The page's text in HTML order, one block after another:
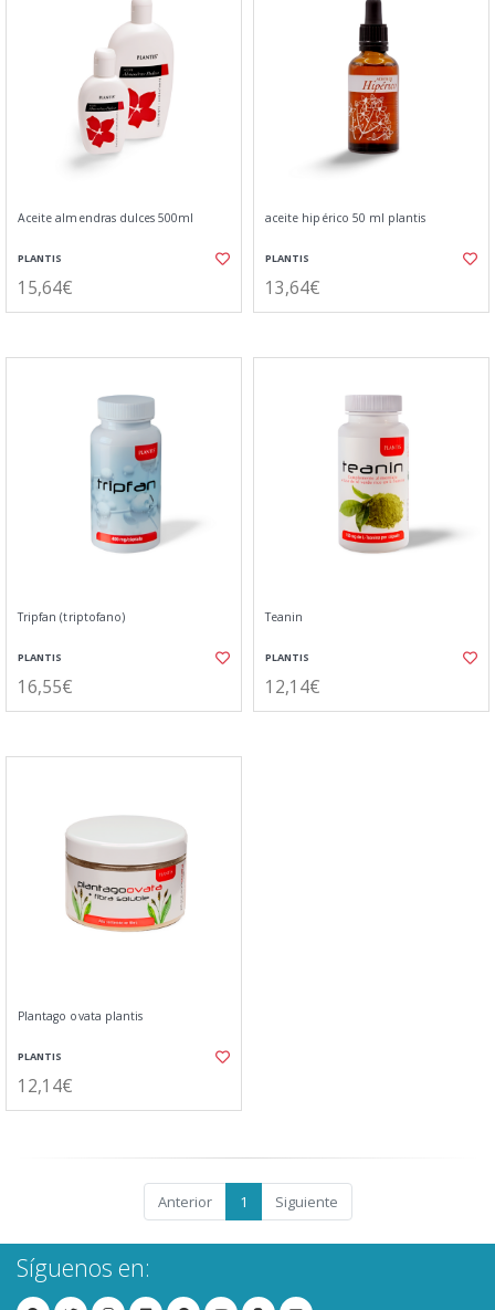
Aceite almendras dulces 500ml
PLANTIS
15,64€
aceite hipérico 50 ml plantis
PLANTIS
13,64€
Tripfan (triptofano)
PLANTIS
16,55€
Teanin
PLANTIS
12,14€
Plantago ovata plantis
PLANTIS
12,14€
Anterior 1 Siguiente
Síguenos en: